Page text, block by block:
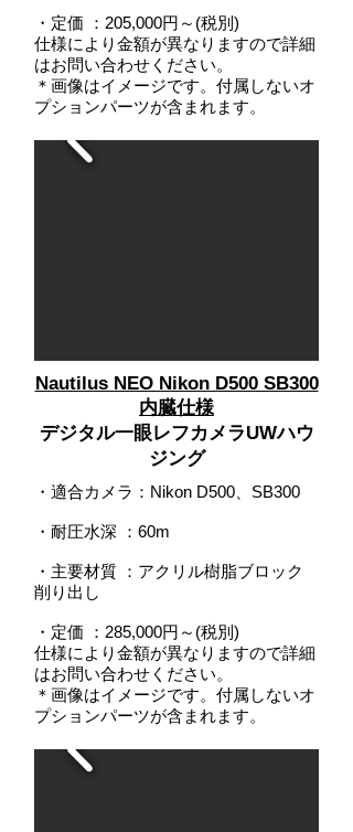
・定価 ：205,000円～(税別)
仕様により金額が異なりますので詳細
はお問い合わせください。
＊画像はイメージです。付属しないオ
プションパーツが含まれます。
Nautilus NEO Nikon D500 SB300
内臓仕様
デジタル一眼レフカメラUWハウ
ジング
・適合カメラ：Nikon D500、SB300
・耐圧水深 ： 60m
・主要材質 ：アクリル樹脂ブロック
削り出し
・定価 ：285,000円～(税別)
仕様により金額が異なりますので詳細
はお問い合わせください。
＊画像はイメージです。付属しないオ
プションパーツが含まれます。